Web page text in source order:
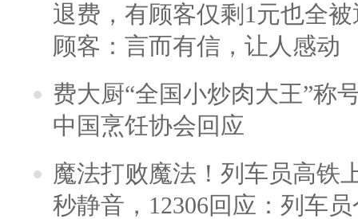
退费，有顾客仅剩1元也全
顾客：言而有信，让人感动
费大厨“全国小炒肉大王”称
中国烹饪协会回应
魔法打败魔法！列车员高铁
秒静音，12306回应：列车